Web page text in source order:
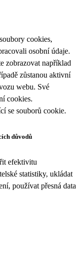
cookies,
osobní údaje.
zobrazovat například
zůstanou aktivní
webu. Své
cookies.
se souborů cookie.
důvodů
efektivitu
statistiky, ukládat
používat přesná data